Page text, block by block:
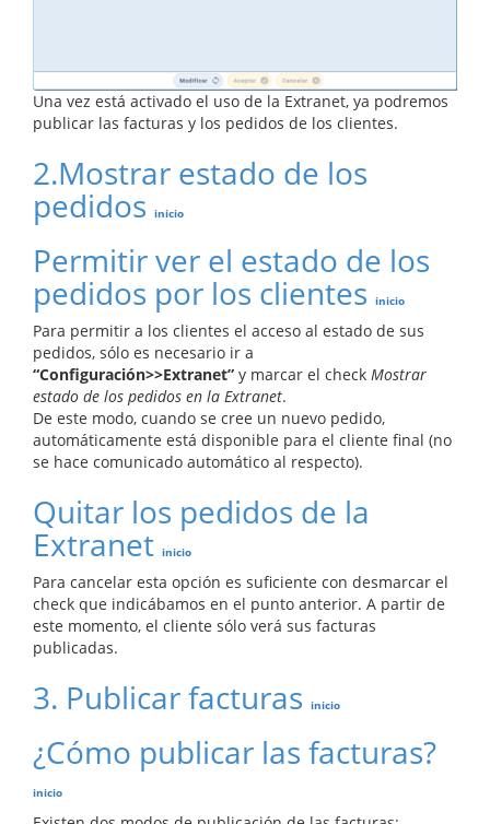
Una vez está activado el uso de la Extranet, ya podremos
publicar las facturas y los pedidos de los clientes.
2.Mostrar estado de los
pedidos inicio
Permitir ver el estado de los
pedidos por los clientes inicio
Para permitir a los clientes el acceso al estado de sus
pedidos, sólo es necesario ir a
“Configuración>>Extranet” y marcar el check Mostrar
estado de los pedidos en la Extranet.
De este modo, cuando se cree un nuevo pedido,
automáticamente está disponible para el cliente final (no
se hace comunicado automático al respecto).
Quitar los pedidos de la
Extranet inicio
Para cancelar esta opción es suficiente con desmarcar el
check que indicábamos en el punto anterior. A partir de
este momento, el cliente sólo verá sus facturas
publicadas.
3. Publicar facturas inicio
¿Cómo publicar las facturas?
inicio